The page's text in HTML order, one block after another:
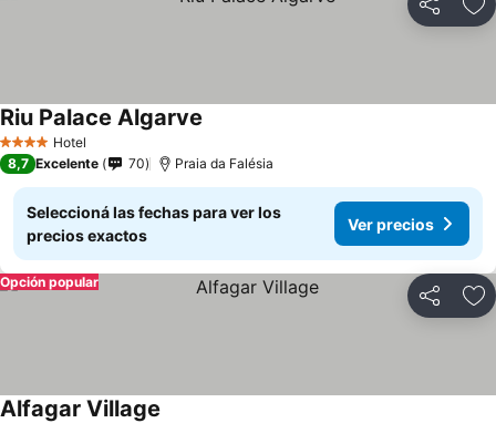
Compartir
4 EstrellasHotel
Riu Palace Algarve
8,7 Excelente 70 Praia da Falésia
Seleccioná las fechas para ver los
precios exactos
Ver precios
Compartir
Opción popular
Alfagar Village